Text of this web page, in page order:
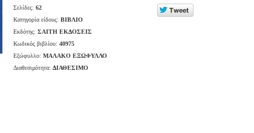
Σελίδες: 62
Κατηγορία είδους: ΒΙΒΛΙΟ
Εκδότης: ΣΑΙΤΗ ΕΚΔΟΣΕΙΣ
Κωδικός βιβλίου: 40975
Εξώφυλλο: ΜΑΛΑΚΟ ΕΞΩΦΥΛΛΟ
Διαθεσιμότητα: ΔΙΑΘΕΣΙΜΟ